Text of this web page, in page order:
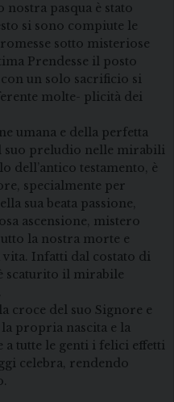
pasqua è stato
si sono compiute le
sotto misteriose
Prendesse il posto
un solo sacrificio si
molte- plicità dei
umana e della perfetta
suo preludio nelle mirabili
dell’antico testamento, è
specialmente per
sua beata passione,
ascensione, mistero
la nostra morte e
Infatti dal costato di
scaturito il mirabile
croce del suo Signore e
propria nascita e la
tutte le genti i felici effetti
celebra, rendendo